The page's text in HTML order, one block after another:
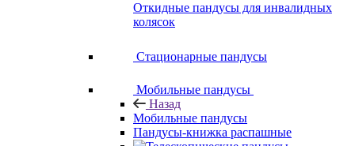
Откидные пандусы для инвалидных
колясок
Стационарные пандусы
Мобильные пандусы
Назад
Мобильные пандусы
Пандусы-книжка распашные